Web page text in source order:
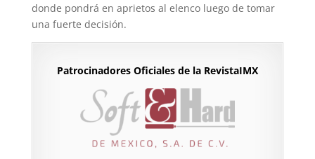
donde pondrá en aprietos al elenco luego de tomar
una fuerte decisión.
Patrocinadores Oficiales de la RevistaIMX